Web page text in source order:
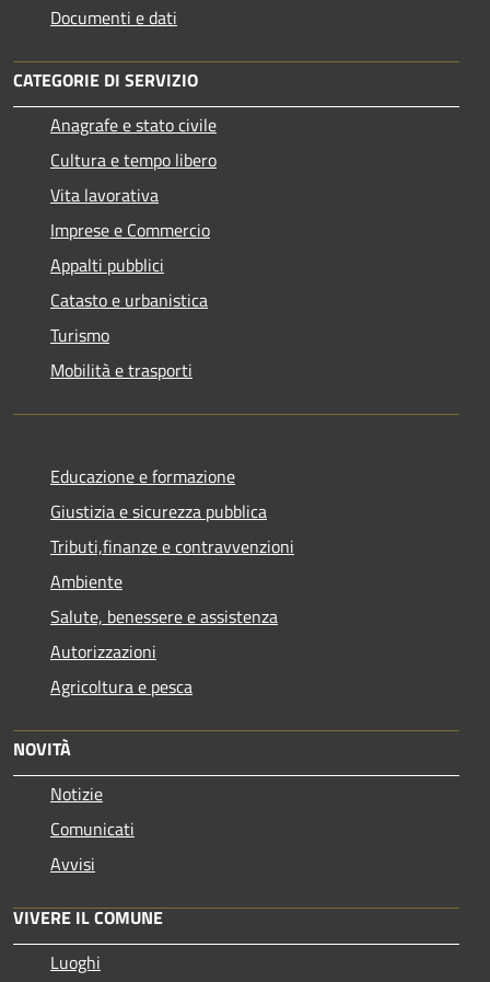
Documenti e dati
CATEGORIE DI SERVIZIO
Anagrafe e stato civile
Cultura e tempo libero
Vita lavorativa
Imprese e Commercio
Appalti pubblici
Catasto e urbanistica
Turismo
Mobilità e trasporti
Educazione e formazione
Giustizia e sicurezza pubblica
Tributi,finanze e contravvenzioni
Ambiente
Salute, benessere e assistenza
Autorizzazioni
Agricoltura e pesca
NOVITÀ
Notizie
Comunicati
Avvisi
VIVERE IL COMUNE
Luoghi